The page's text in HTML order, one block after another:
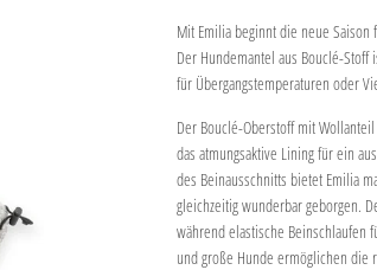
Mit Emilia beginnt die neue
Der Hundemantel aus Bouclé-
für Übergangstemperaturen oder
Der Bouclé-Oberstoff mit
das atmungsaktive Lining für ein
des Beinausschnitts bietet Emilia
gleichzeitig wunderbar geborgen.
während elastische Beinschlaufen
und große Hunde ermöglichen die